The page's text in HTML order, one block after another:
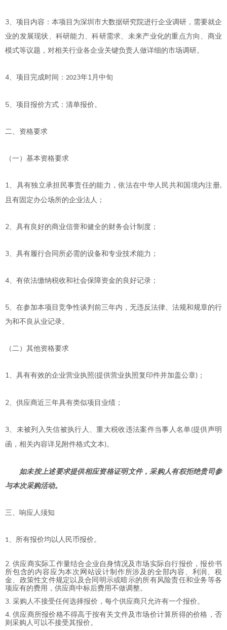
3、项目内容：本项目为深圳市大数据研究院进行企业调研 ， 需要就企
业的发展现状、科研能力、科研需求、未来产业化的重点方向、商业
模式等议题，对相关行业各企业关键负责人做详细的市场调研。
4、项目完成时间： 2023年1月中旬
5、 项目 报价方式：清单报价。
二、资格要求
（一）基本资格要求
1、具有独立承担民事责任的能力，依法在中华人民共和国境内注册,
且有固定办公场所的企业法人；
2、具有良好的商业信誉和健全的财务会计制度；
3、具有履行合同所必需的设备和专业技术能力；
4、有依法缴纳税收和社会保障资金的良好记录；
5、在参加本项目竞争性谈判前三年内，无违反法律、法规和规章的行
为和不良从业记录。
（二）其他资格要求
1、具有有效的企业营业执照(提供营业执照复印件并加盖公章) ；
2、 供应商近三年具有类似项目业绩 ；
3、未被列入失信被执行人、重大税收违法案件当事人名单(提供声明
函，相关内容详见附件格式文本)。
如未按上述要求提供相应资格证明文件，采购人有权拒绝贵司参
与本次采购活动。
三、响应人须知
1、所有报价均以人民币报价。
供应商实际工作量结合企业自身情况及市场实际自行报价，报价书
所包含的内容应为本次网站设计制作所涉及的全部内容、利润、税
金、政策性文件规定以及合同明示或暗示的所有风险责任和业务等各
项应有的费用，供应商中标后费用不做调整。
采购人不接受任何选择报价，每个供应商只允许有一个报价。
供应商所报价格不得高于按有关文件及市场价计算所得的价格，否
则采购人可以不接受其报价。